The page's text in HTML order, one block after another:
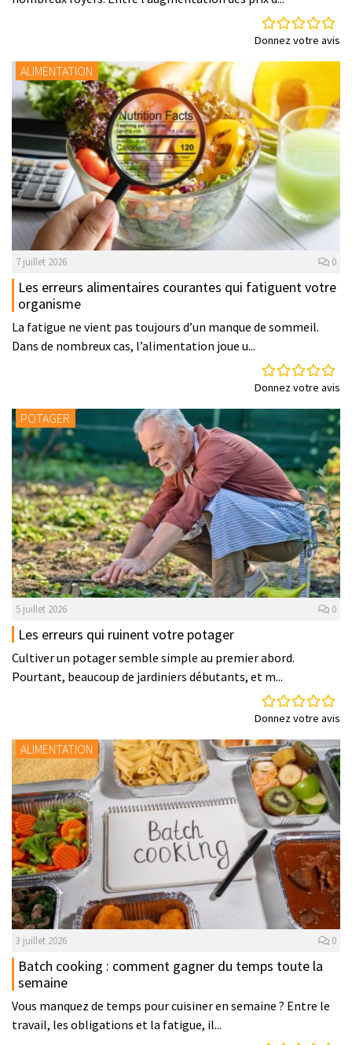
Donnez votre avis
ALIMENTATION
7 juillet 2026 0
Les erreurs alimentaires courantes qui fatiguent votre
organisme
La fatigue ne vient pas toujours d’un manque de sommeil.
Dans de nombreux cas, l’alimentation joue u...
Donnez votre avis
POTAGER
5 juillet 2026 0
Les erreurs qui ruinent votre potager
Cultiver un potager semble simple au premier abord.
Pourtant, beaucoup de jardiniers débutants, et m...
Donnez votre avis
ALIMENTATION
3 juillet 2026 0
Batch cooking : comment gagner du temps toute la
semaine
Vous manquez de temps pour cuisiner en semaine ? Entre le
travail, les obligations et la fatigue, il...